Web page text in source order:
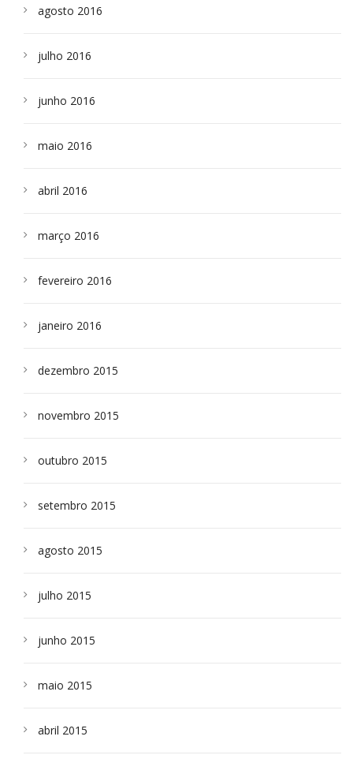
agosto 2016
julho 2016
junho 2016
maio 2016
abril 2016
março 2016
fevereiro 2016
janeiro 2016
dezembro 2015
novembro 2015
outubro 2015
setembro 2015
agosto 2015
julho 2015
junho 2015
maio 2015
abril 2015